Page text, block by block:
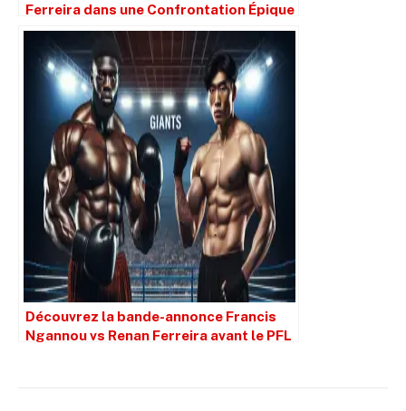
Ferreira dans une Confrontation Épique
Découvrez la bande-annonce Francis
Ngannou vs Renan Ferreira avant le PFL